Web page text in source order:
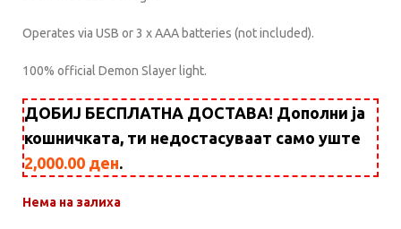
Operates via USB or 3 x AAA batteries (not included).
100% official Demon Slayer light.
ДОБИЈ БЕСПЛАТНА ДОСТАВА! Дополни ја
кошничката, ти недостасуваат само уште
2,000.00 ден.
Нема на залиха